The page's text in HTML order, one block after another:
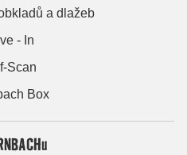
a dlažeb
- In
Scan
Box